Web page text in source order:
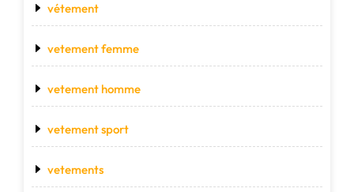
vétement
vetement femme
vetement homme
vetement sport
vetements